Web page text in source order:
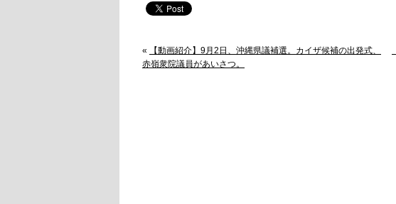
«
【動画紹介】9月2日、沖縄県議補選。カイザ候補の出発式、
赤嶺衆院議員があいさつ。